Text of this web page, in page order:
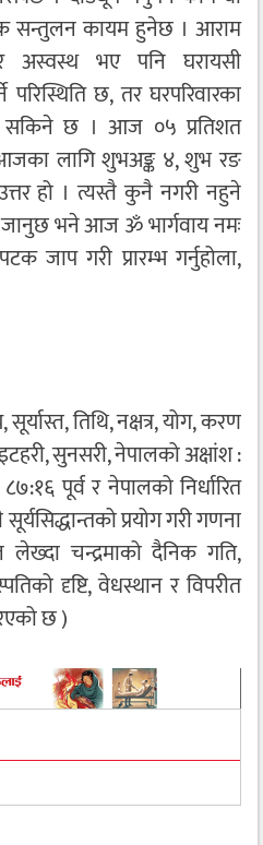
सन्तुलन कायम हुनेछ । आराम
अस्वस्थ भए पनि घरायसी
छ, तर घरपरिवारका
सकिने छ । आज ०५ प्रतिशत
लागि शुभअङ्क ४, शुभ रङ
हो । त्यस्तै कुनै नगरी नहुने
जानुछ भने आज ॐ भार्गवाय नमः
जाप गरी प्रारम्भ गर्नुहोला,
सूर्यास्त, तिथि, नक्षत्र, योग, करण
सुनसरी, नेपालको अक्षांश :
पूर्व र नेपालको निर्धारित
प्रयोग गरी गणना
चन्द्रमाको दैनिक गति,
दृष्टि, वेधस्थान र विपरीत
छ )